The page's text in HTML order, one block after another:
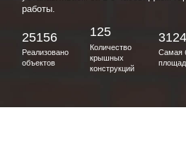
работы.
25156
Реализовано
объектов
125
Количество
крышных
конструкций
Самая